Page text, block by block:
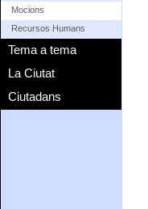
Mocions
Recursos Humans
Tema a tema
La Ciutat
Ciutadans